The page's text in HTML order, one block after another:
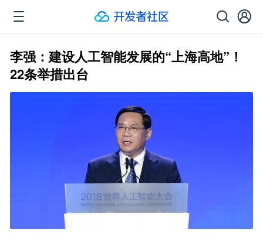
李强：建设人工智能发展的“上海高地”！
22条举措出台